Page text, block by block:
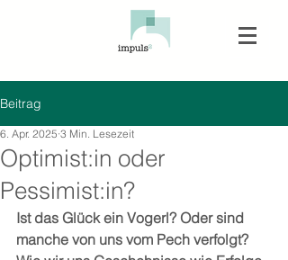
Beitrag
Optimist:in oder
Pessimist:in?
6. Apr. 2025 3 Min. Lesezeit
Ist das Glück ein Vogerl? Oder sind
manche von uns vom Pech verfolgt?